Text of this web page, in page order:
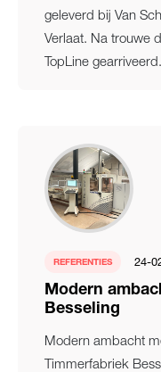
geleverd bij Van
Verlaat. Na trouwe
TopLine gearriveerd.
REFERENTIES 24-
Modern
Besseling
Modern ambacht
Timmerfabriek